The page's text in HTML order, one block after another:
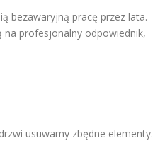
bezawaryjną pracę przez lata.
na profesjonalny odpowiednik,
usuwamy zbędne elementy.